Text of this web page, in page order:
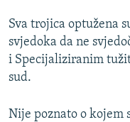
Sva trojica optužena
svjedoka da ne
i Specijaliziranim
sud.
Nije poznato o kojem